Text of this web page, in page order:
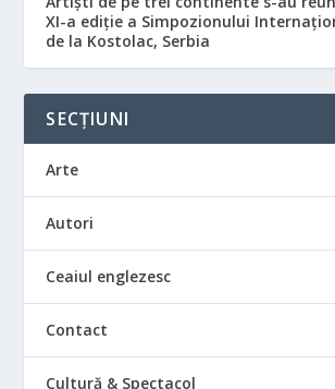
XI-a ediție a Simpozionului
de la Kostolac, Serbia
SECȚIUNI
Arte
Autori
Ceaiul englezesc
Contact
Cultură & Spectacol